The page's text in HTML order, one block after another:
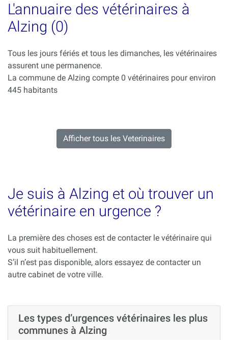
L'annuaire des vétérinaires à
Alzing (0)
Tous les jours fériés et tous les dimanches, les vétérinaires
assurent une permanence.
La commune de Alzing compte 0 vétérinaires pour environ
445 habitants
Afficher tous les Veterinaires
Je suis à Alzing et où trouver un
vétérinaire en urgence ?
La première des choses est de contacter le vétérinaire qui
vous suit habituellement.
S’il n’est pas disponible, alors essayez de contacter un
autre cabinet de votre ville.
Les types d’urgences vétérinaires les plus
communes à Alzing